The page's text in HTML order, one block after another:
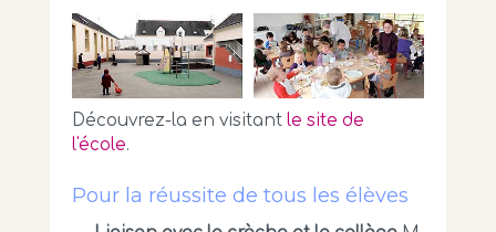
Découvrez-la en visitant le site de
l'école.
Pour la réussite de tous les élèves